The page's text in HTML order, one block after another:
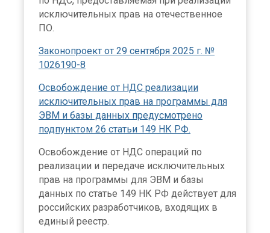
исключительных прав на отечественное
ПО.
Законопроект от 29 сентября 2025 г. №
1026190-8
Освобождение от НДС реализации
исключительных прав на программы для
ЭВМ и базы данных предусмотрено
подпунктом 26 статьи 149 НК РФ.
Освобождение от НДС операций по
реализации и передаче исключительных
прав на программы для ЭВМ и базы
данных по статье 149 НК РФ действует для
российских разработчиков, входящих в
единый реестр.